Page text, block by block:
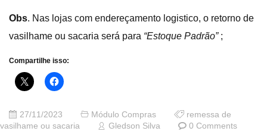
Obs. Nas lojas com endereçamento logistico, o retorno de
vasilhame ou sacaria será para “Estoque Padrão”;
Compartilhe isso:
27/11/2023 Módulo Compras
remessa de
vasilhame ou sacaria
Gledson Silva 0 Comments